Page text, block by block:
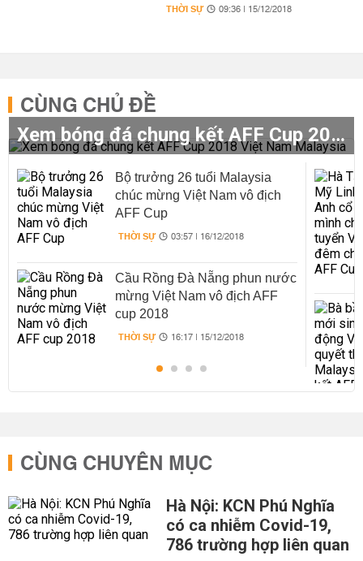
THỜI SỰ 09:36 | 15/12/2018
CÙNG CHỦ ĐỀ
Xem bóng đá chung kết AFF Cup 2018 Việt Nam Malaysia
Bộ trưởng 26 tuổi Malaysia
chúc mừng Việt Nam vô địch
AFF Cup
THỜI SỰ 03:57 | 16/12/2018
Cầu Rồng Đà Nẵng phun nước
mừng Việt Nam vô địch AFF
cup 2018
THỜI SỰ 16:17 | 15/12/2018
CÙNG CHUYÊN MỤC
Hà Nội: KCN Phú Nghĩa
có ca nhiễm Covid-19,
786 trường hợp liên quan